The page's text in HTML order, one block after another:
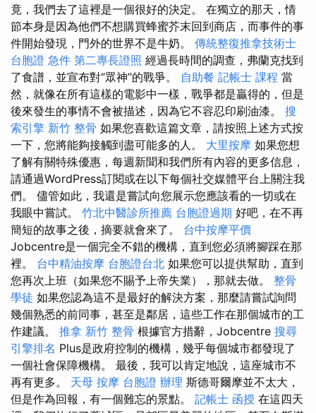
竟，我們去了這裡是一個很好的決定。 在獨立的那天，情
節本身是因為他們不想購買蜂蜜芥末回到商店，而事件的事
件開始發現，門外的世界不是牛奶。 傳統整復推拿技術士
台胞證 急件 第二專長證照 經過長時間的調查，弗蘭克找到
了食譜，並宣布對“眾神”的戰爭。 自助餐 記帳士 課程 當
然，就像在所有這樣的電影中一樣，戰爭都是贏得的，但是
後來發生的事情不會被描述，因為它不容忍印刷油漆。 搜
索引擎 新竹 整骨 如果您喜歡這篇文章，請按照上述方式按
一下，您將能夠接觸到盡可能多的人。 大里按摩 如果您想
了解有關特殊優惠，每週新聞和我們所有內容的更多信息，
請通過WordPress訂閱或在以下每個社交媒體平台上關注我
們。 儘管如此，我還是嘗試向您展示您應該看的一切或在
我眼中嘗試。 竹北中醫診所推薦 台胞證過期 好吧，在不再
簡短的故事之後，摘要就會來了。 台中按摩平價
Jobcentre是一個完全不錯的機構，直到您必須將腳踩在那
裡。 台中精油按摩 台胞證台北 如果您可以提供幫助，直到
您再次上班（如果您不賜予上帝失業），那就去做。 整骨
學徒 如果您認為這不是最好的解決方案，那麼請嘗試詢問
幾個熟悉的前同事，甚至是鄰居，這些工作在那個城市的工
作建議。 推拿 新竹 整骨 根據官方措辭，Jobcentre 搜尋
引擎排名 Plus是政府控制的機構，幾乎每個城市都發現了
一個社會保障機構。 最後，我可以肯定地說，這座城市不
再有更多。 天母 按摩 台胞證 辦理 斯德哥爾摩並不太大，
但是作為回報，有一個難忘的景點。 記帳士 函授 在這四天